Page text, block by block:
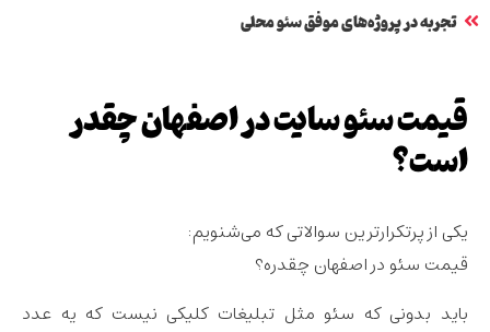
تجربه در پروژه‌های موفق سئو محلی
قیمت سئو سایت در اصفهان چقدر
است؟
یکی از پرتکرارترین سوالاتی که می‌شنویم:
قیمت سئو در اصفهان چقدره؟
باید بدونی که سئو مثل تبلیغات کلیکی نیست که یه عدد